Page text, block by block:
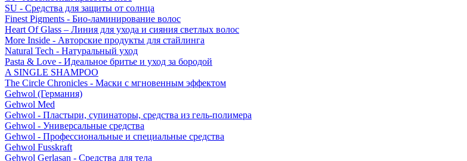
SU - Средства для защиты от солнца
Finest Pigments - Био-ламинирование волос
Heart Of Glass – Линия для ухода и сияния светлых волос
More Inside - Авторские продукты для стайлинга
Natural Tech - Натуральный уход
Pasta & Love - Идеальное бритье и уход за бородой
A SINGLE SHAMPOO
The Circle Chronicles - Маски с мгновенным эффектом
Gehwol (Германия)
Gehwol Med
Gehwol - Пластыри, супинаторы, средства из гель-полимера
Gehwol - Универсальные средства
Gehwol - Профессиональные и специальные средства
Gehwol Fusskraft
Gehwol Gerlasan - Средства для тела